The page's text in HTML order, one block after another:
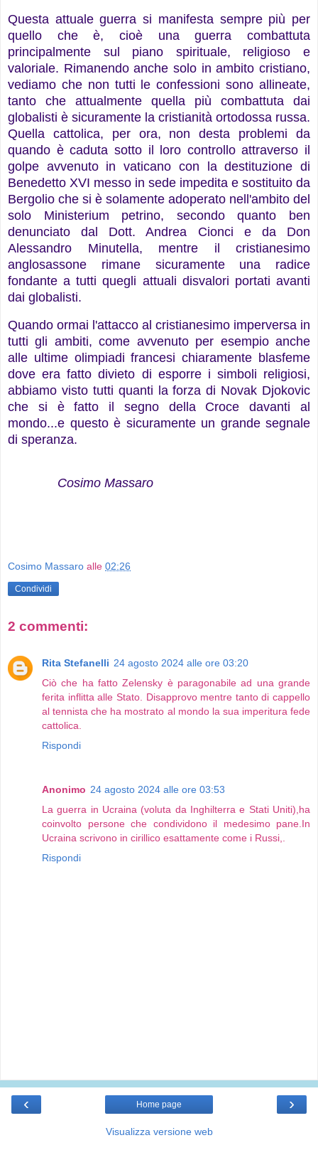
Questa attuale guerra si manifesta sempre più per
quello che è, cioè una guerra combattuta
principalmente sul piano spirituale, religioso e
valoriale. Rimanendo anche solo in ambito cristiano,
vediamo che non tutti le confessioni sono allineate,
tanto che attualmente quella più combattuta dai
globalisti è sicuramente la cristianità ortodossa russa.
Quella cattolica, per ora, non desta problemi da
quando è caduta sotto il loro controllo attraverso il
golpe avvenuto in vaticano con la destituzione di
Benedetto XVI messo in sede impedita e sostituito da
Bergolio che si è solamente adoperato nell'ambito del
solo Ministerium petrino, secondo quanto ben
denunciato dal Dott. Andrea Cionci e da Don
Alessandro Minutella, mentre il cristianesimo
anglosassone rimane sicuramente una radice
fondante a tutti quegli attuali disvalori portati avanti
dai globalisti.
Quando ormai l'attacco al cristianesimo imperversa in
tutti gli ambiti, come avvenuto per esempio anche
alle ultime olimpiadi francesi chiaramente blasfeme
dove era fatto divieto di esporre i simboli religiosi,
abbiamo visto tutti quanti la forza di Novak Djokovic
che si è fatto il segno della Croce davanti al
mondo...e questo è sicuramente un grande segnale
di speranza.
Cosimo Massaro
Cosimo Massaro alle 02:26
Condividi
2 commenti:
Rita Stefanelli 24 agosto 2024 alle ore 03:20
Ciò che ha fatto Zelensky è paragonabile ad una grande
ferita inflitta alle Stato. Disapprovo mentre tanto di cappello
al tennista che ha mostrato al mondo la sua imperitura fede
cattolica.
Rispondi
Anonimo 24 agosto 2024 alle ore 03:53
La guerra in Ucraina (voluta da Inghilterra e Stati Uniti),ha
coinvolto persone che condividono il medesimo pane.In
Ucraina scrivono in cirillico esattamente come i Russi,.
Rispondi
‹ ›
Home page
Visualizza versione web